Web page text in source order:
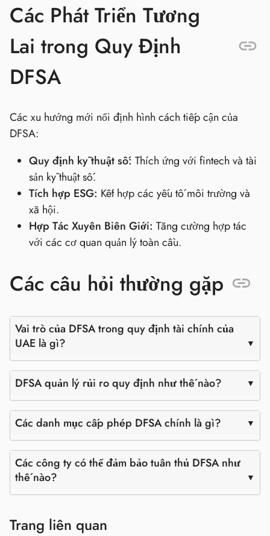
Các Phát Triển Tương
Lai trong Quy Định
DFSA
Các xu hướng mới nổi định hình cách tiếp cận của
DFSA:
Quy định kỹ thuật số: Thích ứng với fintech và tài
sản kỹ thuật số.
Tích hợp ESG: Kết hợp các yếu tố môi trường và
xã hội.
Hợp Tác Xuyên Biên Giới: Tăng cường hợp tác
với các cơ quan quản lý toàn cầu.
Các câu hỏi thường gặp
Vai trò của DFSA trong quy định tài chính của
UAE là gì?
DFSA quản lý rủi ro quy định như thế nào?
Các danh mục cấp phép DFSA chính là gì?
Các công ty có thể đảm bảo tuân thủ DFSA như
thế nào?
Trang liên quan